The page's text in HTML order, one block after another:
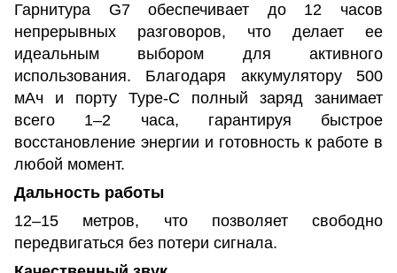
Гарнитура G7 обеспечивает до 12 часов
непрерывных разговоров, что делает ее
идеальным выбором для активного
использования. Благодаря аккумулятору 500
мАч и порту Type-C полный заряд занимает
всего 1–2 часа, гарантируя быстрое
восстановление энергии и готовность к работе в
любой момент.
Дальность работы
12–15 метров, что позволяет свободно
передвигаться без потери сигнала.